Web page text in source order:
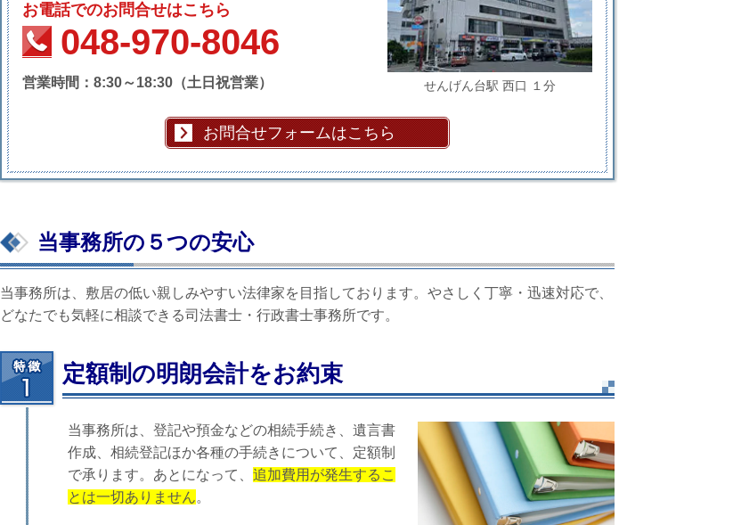
せんげん台駅 西口 １分
お電話でのお問合せはこちら
048-970-8046
営業時間：8:30～18:30（土日祝営業）
お問合せフォームはこちら
当事務所の５つの安心
当事務所は、敷居の低い親しみやすい法律家を目指しております。やさしく丁寧・迅速対応で、
どなたでも気軽に相談できる司法書士・行政書士事務所です。
定額制の明朗会計をお約束
当事務所は、登記や預金などの相続手続き、遺言書
作成、相続登記ほか各種の手続きについて、定額制
で承ります。あとになって、 追加費用が発生するこ
とは一切ありません。